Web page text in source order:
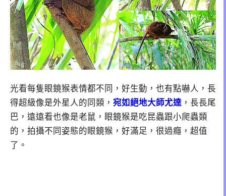
光看每隻眼鏡猴表情都不同，好生動，也有點嚇人，長
得超級像是外星人的同類， 宛如絕地大師尤達 ，長長尾
巴，遠遠看也像是老鼠，眼鏡猴是吃昆蟲跟小爬蟲類
的，拍攝不同姿態的眼鏡猴，好滿足，很過癮，超值
了。